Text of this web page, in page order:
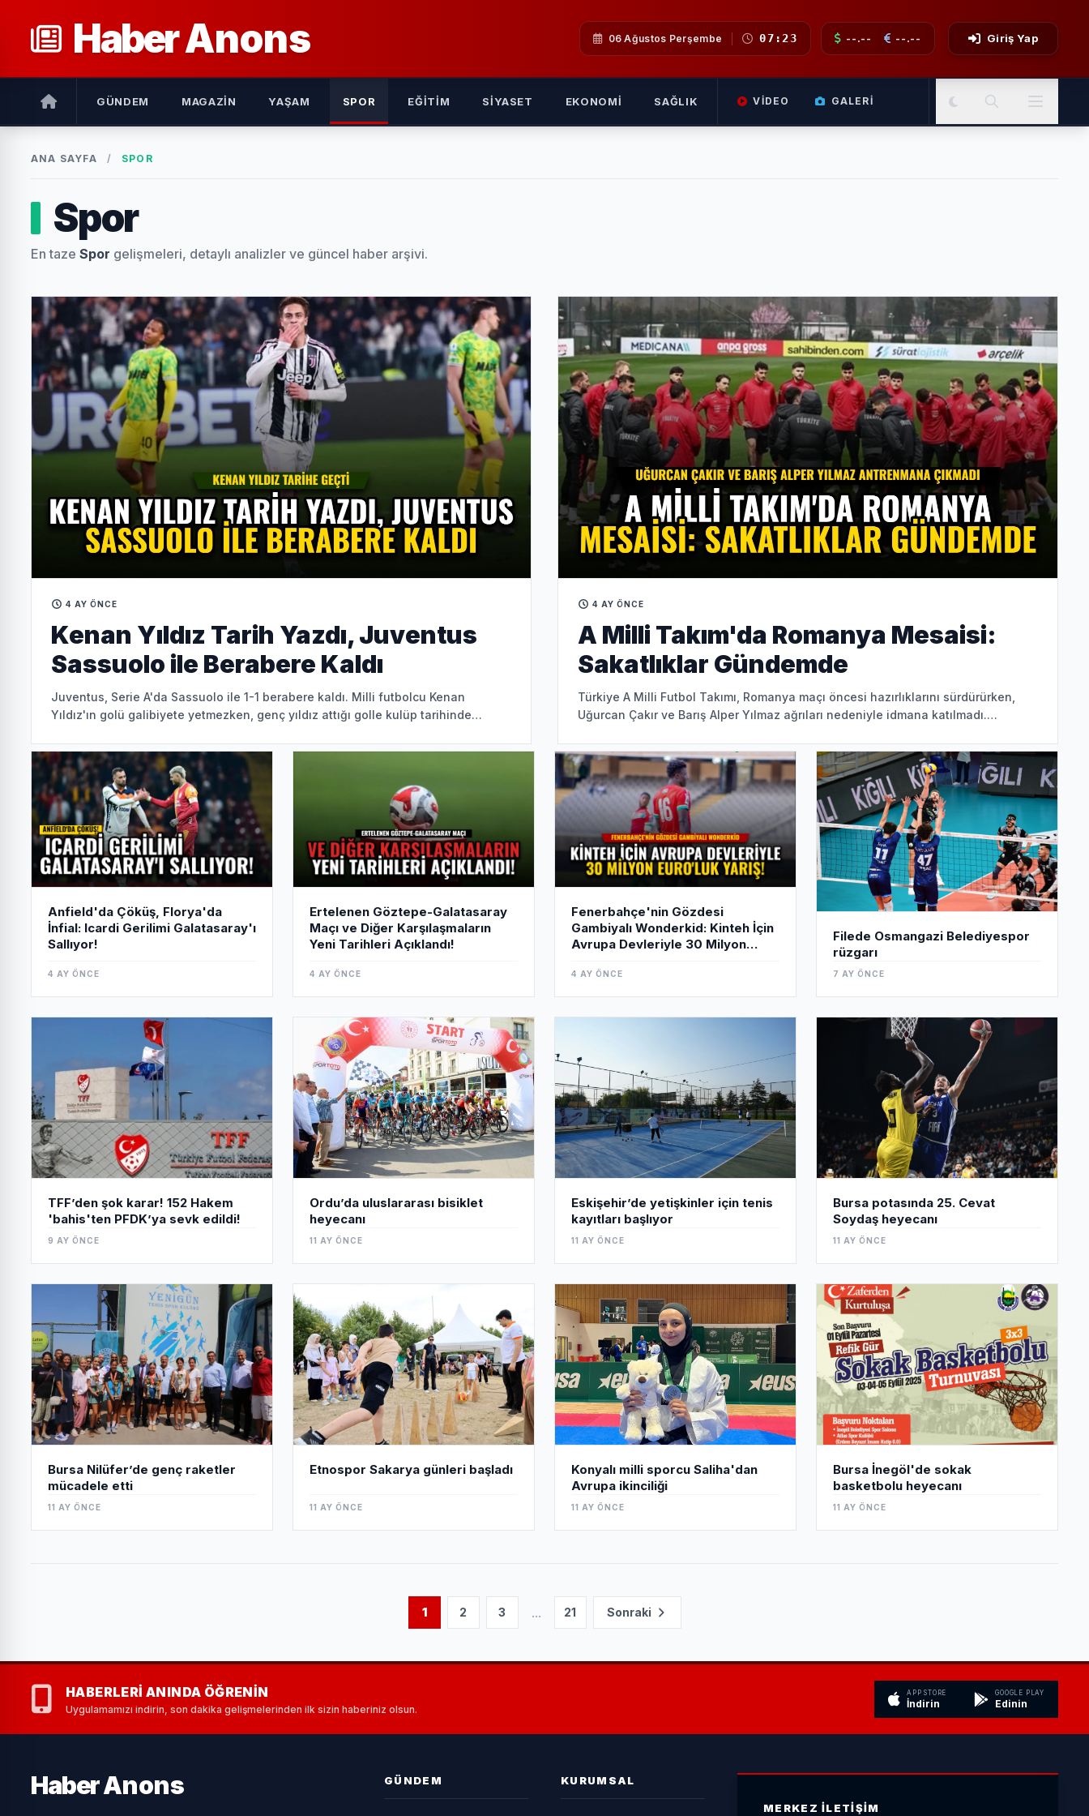
HaberAnons 06 Ağustos Perşembe 07:23 --.-- --.-- Giriş Yap
GÜNDEM MAGAZIN YAŞAM SPOR EĞITIM SIYASET EKONOMI SAĞLIK VIDEO GALERI
ANA SAYFA / SPOR
Spor
En taze Spor gelişmeleri, detaylı analizler ve güncel haber arşivi.
4 AY ÖNCE
Kenan Yıldız Tarih Yazdı, Juventus
Sassuolo ile Berabere Kaldı
Juventus, Serie A'da Sassuolo ile 1-1 berabere kaldı. Milli futbolcu Kenan
Yıldız'ın golü galibiyete yetmezken, genç yıldız attığı golle kulüp tarihinde
4 AY ÖNCE
A Milli Takım'da Romanya Mesaisi:
Sakatlıklar Gündemde
Türkiye A Milli Futbol Takımı, Romanya maçı öncesi hazırlıklarını sürdürürken,
Uğurcan Çakır ve Barış Alper Yılmaz ağrıları nedeniyle idmana katılmadı.
ilişkin bilgilendirme yaptı.
Anfield'da Çöküş, Florya'da
İnfial: Icardi Gerilimi Galatasaray'ı
Sallıyor!
4 AY ÖNCE
Ertelenen Göztepe-Galatasaray
Maçı ve Diğer Karşılaşmaların
Yeni Tarihleri Açıklandı!
4 AY ÖNCE
Fenerbahçe'nin Gözdesi
Gambiyalı Wonderkid: Kinteh İçin
Avrupa Devleriyle 30 Milyon
4 AY ÖNCE
Filede Osmangazi Belediyespor
rüzgarı
7 AY ÖNCE
TFF’den şok karar! 152 Hakem
'bahis'ten PFDK’ya sevk edildi!
9 AY ÖNCE
Ordu’da uluslararası bisiklet
heyecanı
11 AY ÖNCE
Eskişehir’de yetişkinler için tenis
kayıtları başlıyor
11 AY ÖNCE
Bursa potasında 25. Cevat
Soydaş heyecanı
11 AY ÖNCE
Bursa Nilüfer’de genç raketler
mücadele etti
11 AY ÖNCE
Etnospor Sakarya günleri başladı
11 AY ÖNCE
Konyalı milli sporcu Saliha'dan
Avrupa ikinciliği
11 AY ÖNCE
Bursa İnegöl'de sokak
basketbolu heyecanı
11 AY ÖNCE
1 2 3 ... 21 Sonraki
HABERLERI ANINDA ÖĞRENIN
Uygulamamızı indirin, son dakika gelişmelerinden ilk sizin haberiniz olsun.
APP STORE
İndirin
GOOGLE PLAY
Edinin
HaberAnons GÜNDEM KURUMSAL
MERKEZ İLETIŞIM